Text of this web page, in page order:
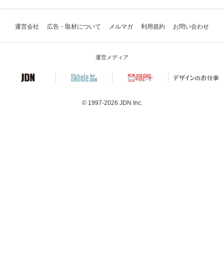
運営会社 広告・取材について メルマガ 利用規約 お問い合わせ
運営メディア
© 1997-2026 JDN Inc.